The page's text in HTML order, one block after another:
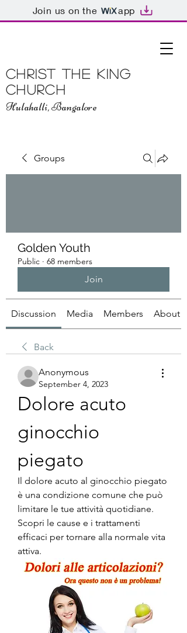
Join us on the app
Christ The King
Church
Hulahalli, Bangalore
Groups
Golden Youth
Public · 68 members
Join
Discussion Media Members About
Back
Anonymous
September 4, 2023
Dolore acuto
ginocchio
piegato
Il dolore acuto al ginocchio piegato
è una condizione comune che può
limitare le tue attività quotidiane.
Scopri le cause e i trattamenti
efficaci per tornare alla normale vita
attiva.